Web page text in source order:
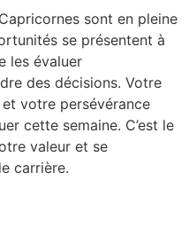
sont en pleine
se présentent à
les évaluer
des décisions. Votre
votre persévérance
cette semaine. C’est le
valeur et se
carrière.